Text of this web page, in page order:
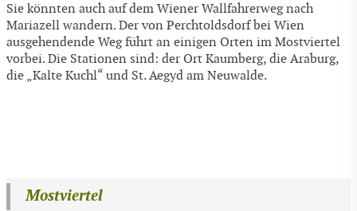
Sie könnten auch auf dem Wiener Wallfahrerweg nach
Mariazell wandern. Der von Perchtoldsdorf bei Wien
ausgehendende Weg führt an einigen Orten im Mostviertel
vorbei. Die Stationen sind: der Ort Kaumberg, die Araburg,
die „Kalte Kuchl“ und St. Aegyd am Neuwalde.
Mostviertel